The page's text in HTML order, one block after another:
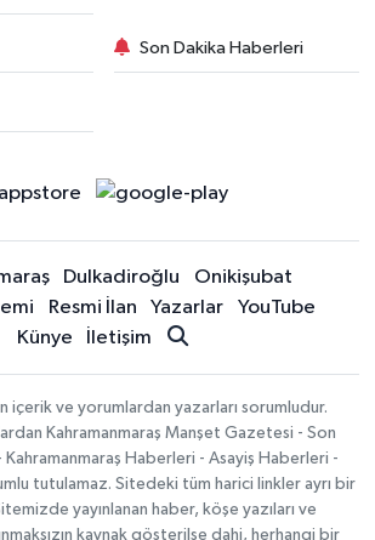
Son Dakika Haberleri
Dulkadiroğlu
Onikişubat
Resmi İlan Yazarlar
YouTube
Künye
İletişim
içerik ve yorumlardan yazarları sorumludur.
Kahramanmaraş Manşet Gazetesi - Son
Haberleri - Asayiş Haberleri -
tutulamaz. Sitedeki tüm harici linkler ayrı bir
yayınlanan haber, köşe yazıları ve
kaynak gösterilse dahi, herhangi bir